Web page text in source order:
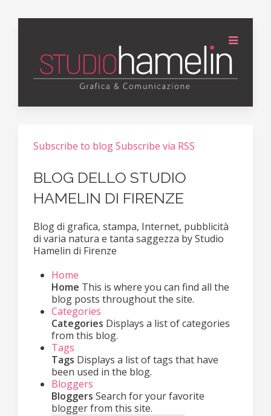
Subscribe to blogSubscribe via RSS
BLOG DELLO STUDIO
HAMELIN DI FIRENZE
Blog di grafica, stampa, Internet, pubblicità
di varia natura e tanta saggezza by Studio
Hamelin di Firenze
Home
Home This is where you can find all the
blog posts throughout the site.
Categories
Categories Displays a list of categories
from this blog.
Tags
Tags Displays a list of tags that have
been used in the blog.
Bloggers
Bloggers Search for your favorite
blogger from this site.